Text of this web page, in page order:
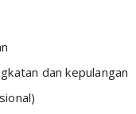
dan kepulangan